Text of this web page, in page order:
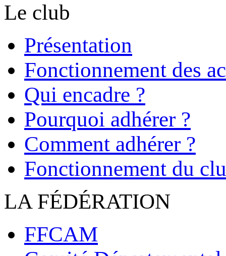
Le club
Présentation
Fonctionnement des
Qui encadre ?
Pourquoi adhérer ?
Comment adhérer ?
Fonctionnement du
LA FÉDÉRATION
FFCAM